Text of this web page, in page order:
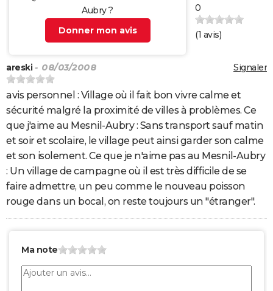
Aubry ?
Donner mon avis
0
(1 avis)
Signaler
areski - 08/03/2008
avis personnel : Village où il fait bon vivre calme et
sécurité malgré la proximité de villes à problèmes. Ce
que j'aime au Mesnil-Aubry : Sans transport sauf matin
et soir et scolaire, le village peut ainsi garder son calme
et son isolement. Ce que je n'aime pas au Mesnil-Aubry
: Un village de campagne où il est très difficile de se
faire admettre, un peu comme le nouveau poisson
rouge dans un bocal, on reste toujours un "étranger".
Ma note